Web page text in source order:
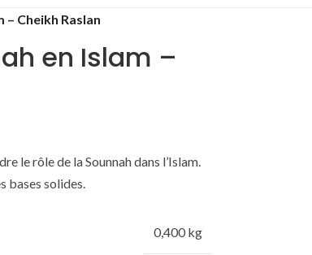
– Cheikh Raslan
en Islam –
le rôle de la Sounnah dans l’Islam.
bases solides.
0,400 kg